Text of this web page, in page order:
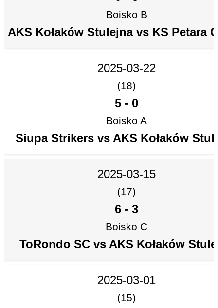
Boisko B
AKS Kołaków Stulejna vs KS Petara
2025-03-22
(18)
5 - 0
Boisko A
Siupa Strikers vs AKS Kołaków
2025-03-15
(17)
6 - 3
Boisko C
ToRondo SC vs AKS Kołaków
2025-03-01
(15)